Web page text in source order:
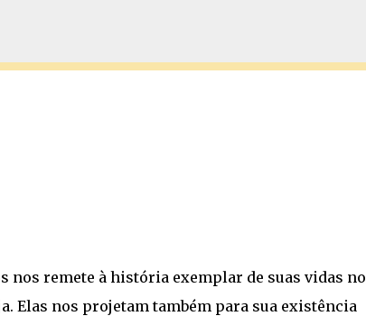
nos remete à história exemplar de suas vidas no
Elas nos projetam também para sua existência